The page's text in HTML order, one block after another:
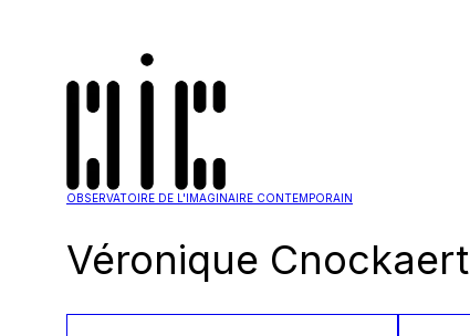
OBSERVATOIRE DE L'IMAGINAIRE CONTEMPORAIN
Véronique Cnockaert